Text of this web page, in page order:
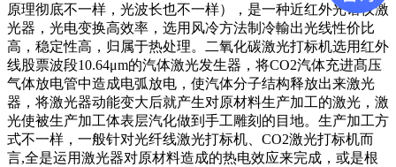
原理彻底不一样，光波长也不一样），是一种近红外光谱仪激
光器，光电变换高效率，选用风冷方法制冷輸出光线性价比
高，稳定性高，归属于热处理。二氧化碳激光打标机选用红外
线股票波段10.64μm的汽体激光发生器，将CO2汽体充进髙压
气体放电管中造成电弧放电，使汽体分子结构释放出来激光
器，将激光器动能变大后就产生对原材料生产加工的激光，激
光使被生产加工体表层汽化做到手工雕刻的目地。生产加工方
式不一样，一般针对光纤线激光打标机、CO2激光打标机而
言,全是运用激光器对原材料造成的热电效应来完成，或是根